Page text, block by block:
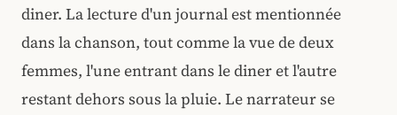
diner. La lecture d'un journal est mentionnée
dans la chanson, tout comme la vue de deux
femmes, l'une entrant dans le diner et l'autre
restant dehors sous la pluie. Le narrateur se